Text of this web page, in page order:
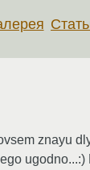
znayu